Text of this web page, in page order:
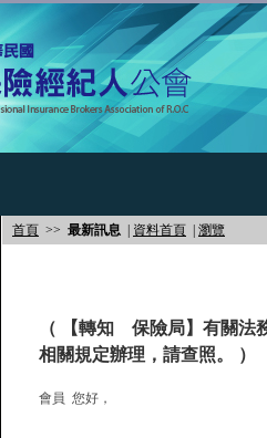
首頁 >> 最新訊息 資料首頁 瀏覽
（ 【轉知 保險局】有關法
相關規定辦理，請查照。 ）
會員 您好，